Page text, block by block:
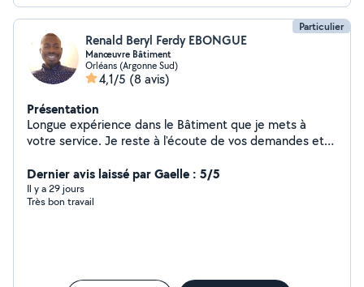
Particulier
Renald Beryl Ferdy EBONGUE
Manœuvre Bâtiment
Orléans (Argonne Sud)
4,1/5 (8 avis)
Présentation
Longue expérience dans le Bâtiment que je mets à
votre service. Je reste à l'écoute de vos demandes et
Votre satisfaction reste ma priorité.
Dernier avis laissé par Gaelle : 5/5
Il y a 29 jours
Très bon travail